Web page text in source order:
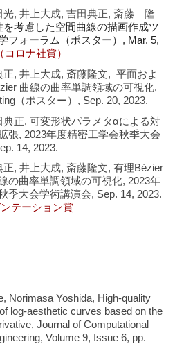
光,井上大成,吉田典正, 斎藤 隆
を考慮した空間曲線の描画作成ツ
フォーラム（ポスター）, Mar. 5,
コロナ社賞）
正, 井上大成, 斎藤隆文, 平面およ
曲線の曲率単調領域の可視化,
（ポスター）, Sep. 20, 2023.
典正, 可変形状パラメタαによる対
張, 2023年度精密工学会秋季大会
14, 2023.
正, 井上大成, 斎藤隆文, 有理Bézier
の曲率単調領域の可視化,2023年
季大会学術講演会, Sep. 14, 2023.
テーション賞
Norimasa Yoshida, High-quality
log-aesthetic curves based on the
Journal of Computational
Volume 9, Issue 6, pp.